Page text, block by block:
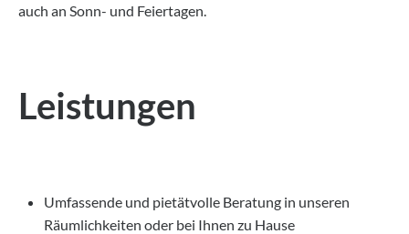
auch an Sonn- und Feiertagen.
Leistungen
Umfassende und pietätvolle Beratung in unseren
Räumlichkeiten oder bei Ihnen zu Hause